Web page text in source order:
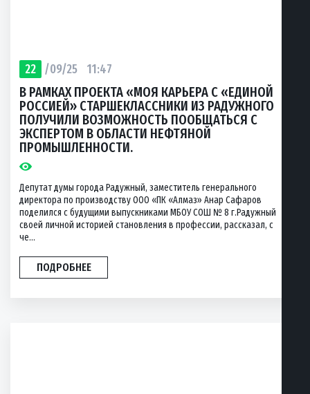
22 /09/25 11:47
В РАМКАХ ПРОЕКТА «МОЯ КАРЬЕРА С «ЕДИНОЙ
РОССИЕЙ» СТАРШЕКЛАССНИКИ ИЗ РАДУЖНОГО
ПОЛУЧИЛИ ВОЗМОЖНОСТЬ ПООБЩАТЬСЯ С
ЭКСПЕРТОМ В ОБЛАСТИ НЕФТЯНОЙ
ПРОМЫШЛЕННОСТИ.
Депутат думы города Радужный, заместитель генерального
директора по производству ООО «ПК «Алмаз» Анар Сафаров
поделился с будущими выпускниками МБОУ СОШ № 8 г.Радужный
своей личной историей становления в профессии, рассказал, с
че...
ПОДРОБНЕЕ